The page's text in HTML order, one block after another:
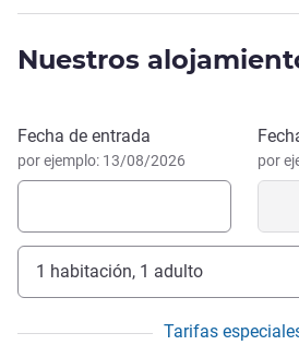
negocios.
Nuestros
Reservar este hotel
Fecha de entrada
por ejemplo: 13/08/2026 por
1 habitación, 1 adulto
Tarifas